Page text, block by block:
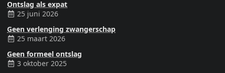
Ontslag als expat
25 juni 2026
Geen verlenging zwangerschap
25 maart 2026
Geen formeel ontslag
3 oktober 2025